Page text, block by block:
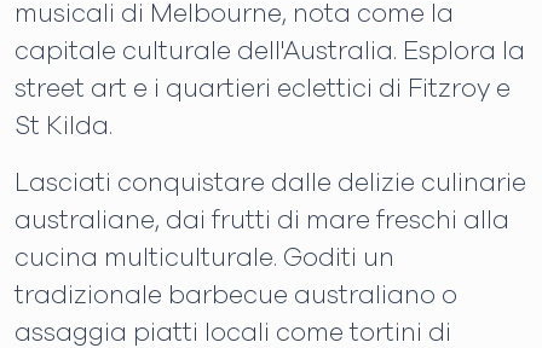
musicali di Melbourne, nota come la
capitale culturale dell'Australia. Esplora la
street art e i quartieri eclettici di Fitzroy e
St Kilda.
Lasciati conquistare dalle delizie culinarie
australiane, dai frutti di mare freschi alla
cucina multiculturale. Goditi un
tradizionale barbecue australiano o
assaggia piatti locali come tortini di